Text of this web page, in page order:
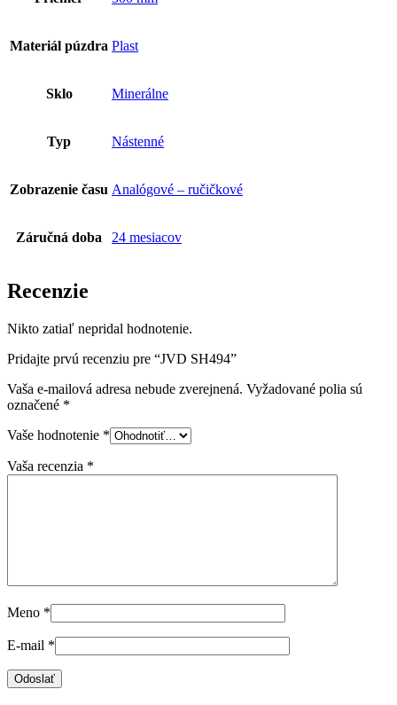
Materiál púzdra Plast
Sklo Minerálne
Typ Nástenné
Zobrazenie času Analógové – ručičkové
Záručná doba 24 mesiacov
Recenzie
Nikto zatiaľ nepridal hodnotenie.
Pridajte prvú recenziu pre “JVD SH494”
Vaša e-mailová adresa nebude zverejnená. Vyžadované polia sú
označené *
Vaše hodnotenie *
Vaša recenzia *
Meno *
E-mail *